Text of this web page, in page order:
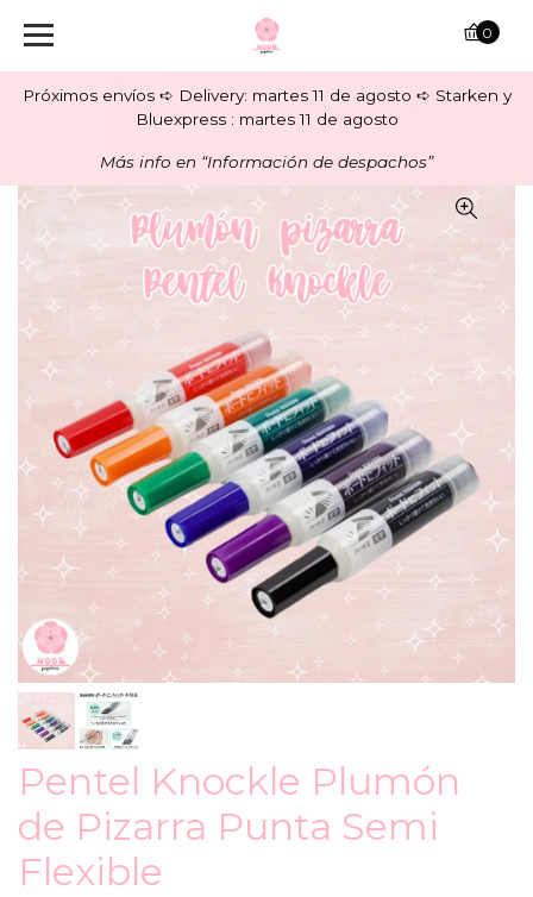
Próximos envíos ➪ Delivery: martes 11 de agosto ➪ Starken y
Bluexpress : martes 11 de agosto
Más info en “Información de despachos”
0
Pentel Knockle Plumón
de Pizarra Punta Semi
Flexible